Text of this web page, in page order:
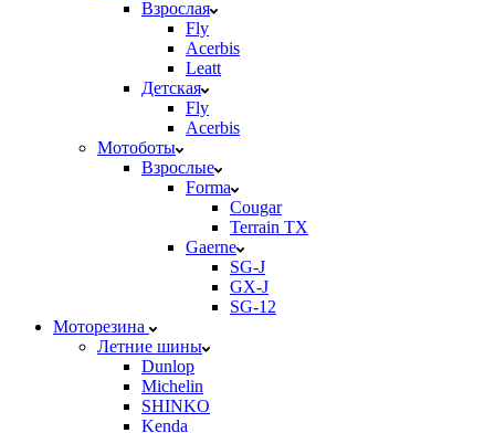
Взрослая
Fly
Acerbis
Leatt
Детская
Fly
Acerbis
Мотоботы
Взрослые
Forma
Cougar
Terrain TX
Gaerne
SG-J
GX-J
SG-12
Моторезина
Летние шины
Dunlop
Michelin
SHINKO
Kenda